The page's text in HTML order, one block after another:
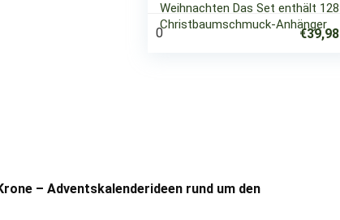
Weihnachten Das Set enthält 128
Christbaumschmuck-Anhänger
0 €39,98
– Adventskalenderideen rund um den